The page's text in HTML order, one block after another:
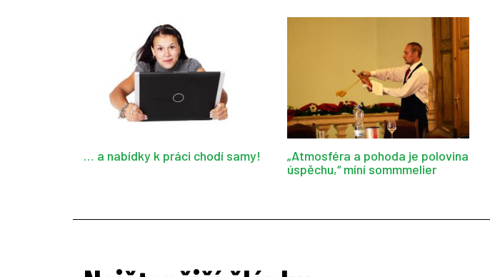
… a nabídky k práci chodí samy!
„Atmosféra a pohoda je polovina
úspěchu,“ míní sommmelier